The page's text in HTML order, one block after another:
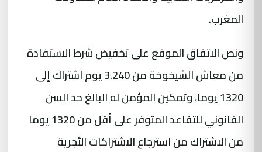
المغرب.
ونص الاتفاق الموقع على تخفيض شرط الاستفادة
من معاش الشيخوخة من 3.240 يوم اشتراك إلى
1320 يوما، وتمكين المؤمن له البالغ حد السن
القانوني للتقاعد المتوفر على أقل من 1320 يوما
من الاشتراك من استرجاع الاشتراكات الأجرية